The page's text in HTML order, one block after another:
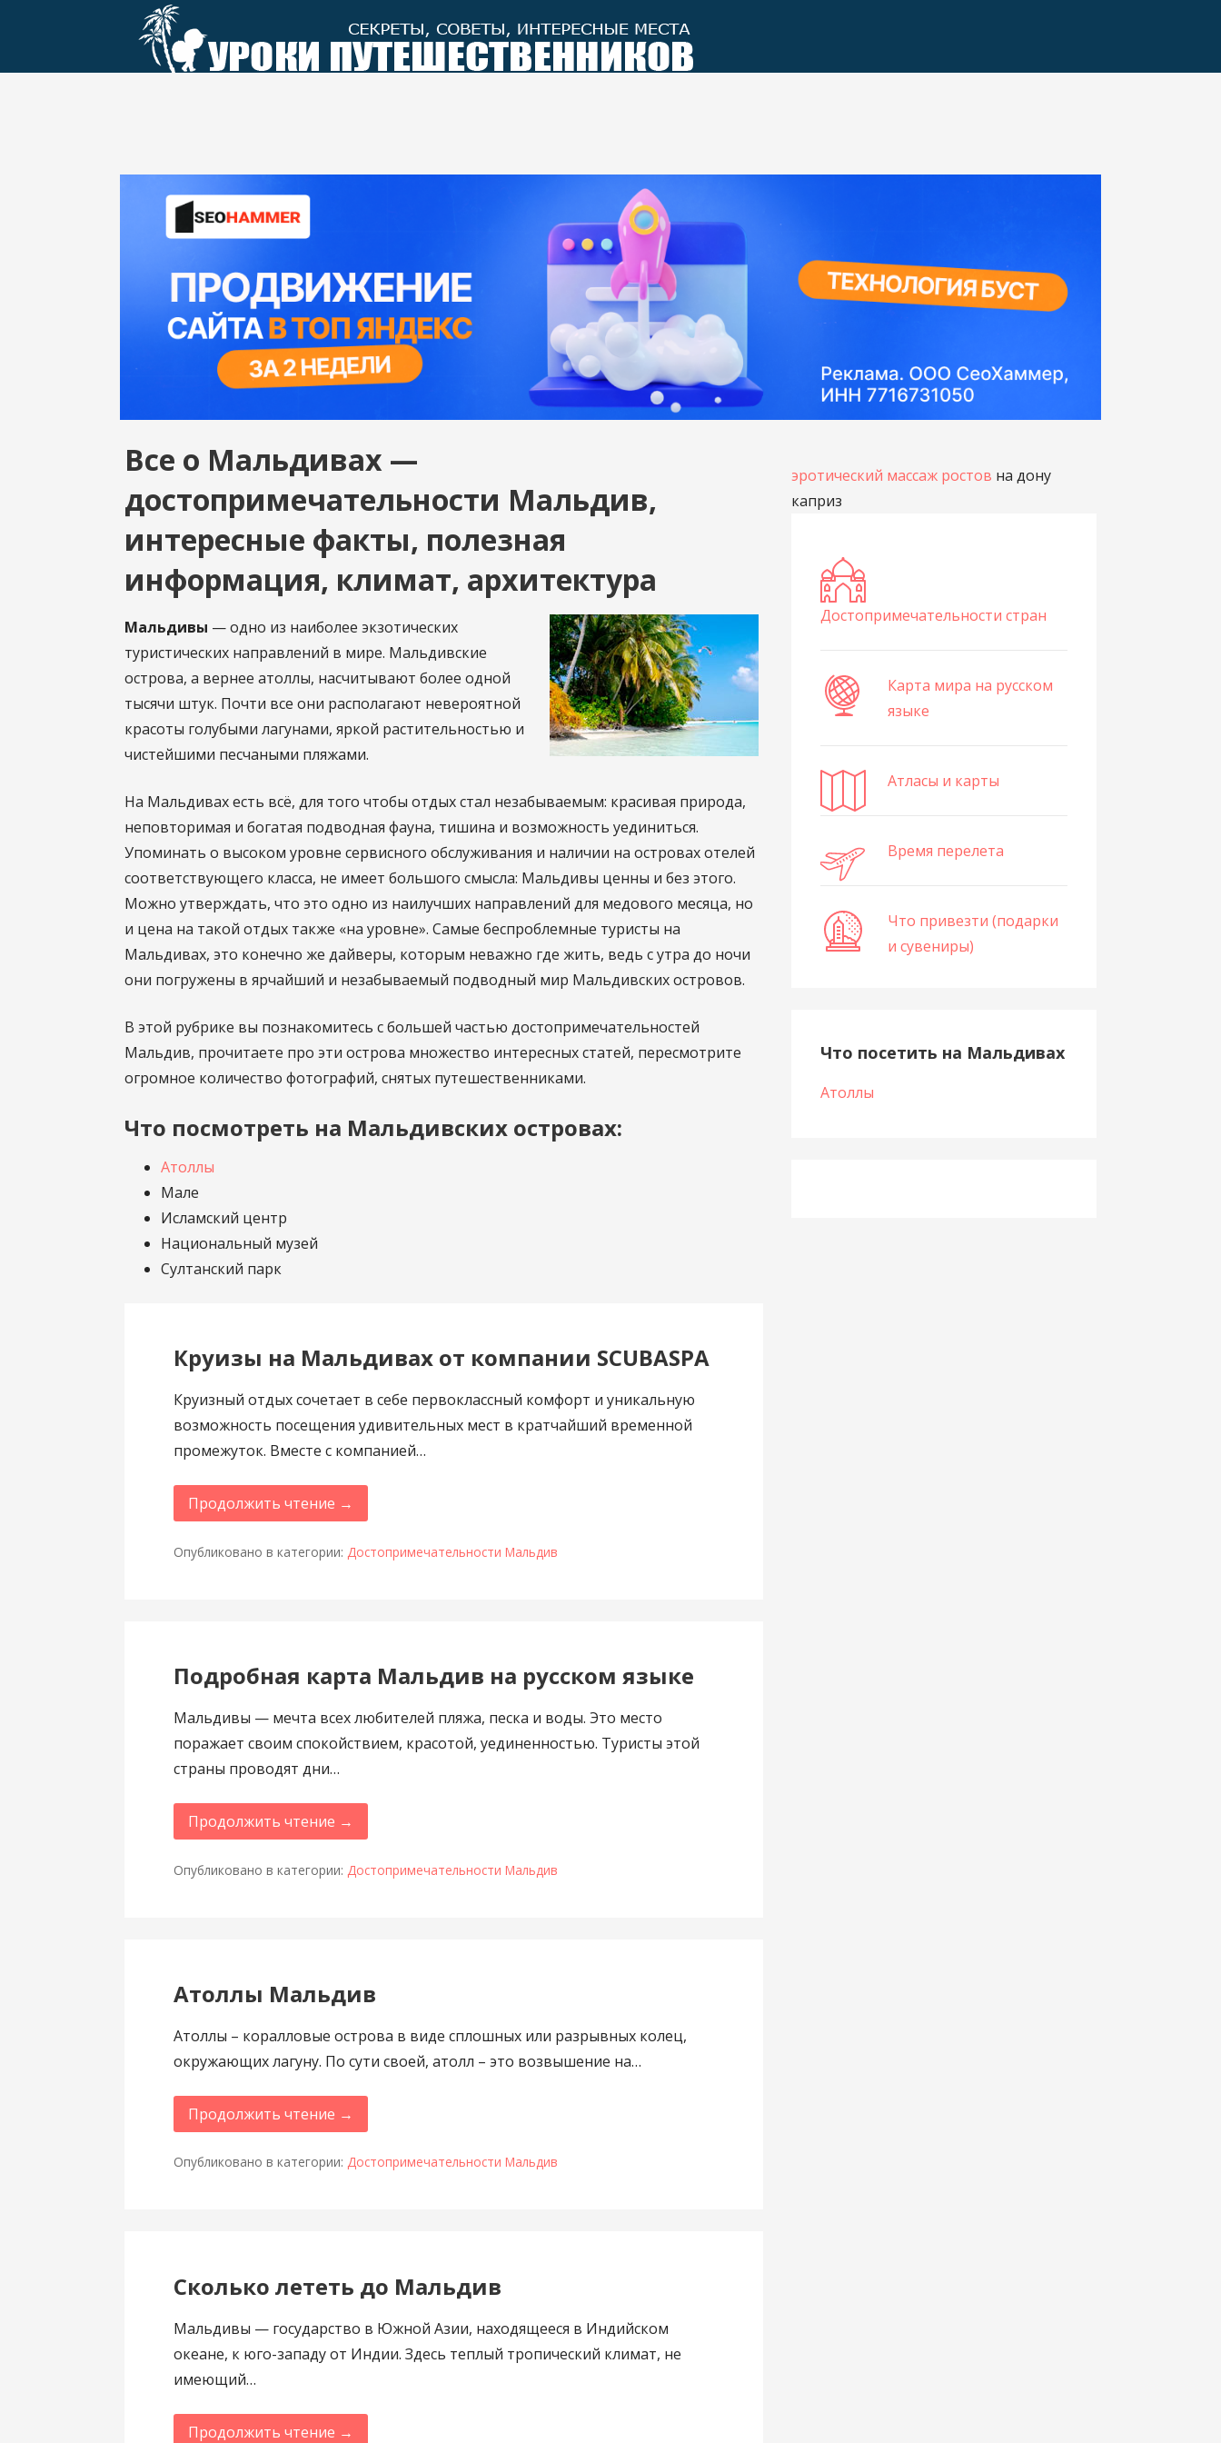
Все о Мальдивах —
достопримечательности Мальдив,
интересные факты, полезная
информация, климат, архитектура
Мальдивы — одно из наиболее экзотических
туристических направлений в мире. Мальдивские
острова, а вернее атоллы, насчитывают более одной
тысячи штук. Почти все они располагают невероятной
красоты голубыми лагунами, яркой растительностью и
чистейшими песчаными пляжами.
На Мальдивах есть всё, для того чтобы отдых стал незабываемым: красивая природа,
неповторимая и богатая подводная фауна, тишина и возможность уединиться.
Упоминать о высоком уровне сервисного обслуживания и наличии на островах отелей
соответствующего класса, не имеет большого смысла: Мальдивы ценны и без этого.
Можно утверждать, что это одно из наилучших направлений для медового месяца, но
и цена на такой отдых также «на уровне». Самые беспроблемные туристы на
Мальдивах, это конечно же дайверы, которым неважно где жить, ведь с утра до ночи
они погружены в ярчайший и незабываемый подводный мир Мальдивских островов.
В этой рубрике вы познакомитесь с большей частью достопримечательностей
Мальдив, прочитаете про эти острова множество интересных статей, пересмотрите
огромное количество фотографий, снятых путешественниками.
Что посмотреть на Мальдивских островах:
Атоллы
Мале
Исламский центр
Национальный музей
Султанский парк
Круизы на Мальдивах от компании SCUBASPA
Круизный отдых сочетает в себе первоклассный комфорт и уникальную
возможность посещения удивительных мест в кратчайший временной
промежуток. Вместе с компанией…
Продолжить чтение →
Опубликовано в категории: Достопримечательности Мальдив
Подробная карта Мальдив на русском языке
Мальдивы — мечта всех любителей пляжа, песка и воды. Это место
поражает своим спокойствием, красотой, уединенностью. Туристы этой
страны проводят дни…
Продолжить чтение →
Опубликовано в категории: Достопримечательности Мальдив
Атоллы Мальдив
Атоллы – коралловые острова в виде сплошных или разрывных колец,
окружающих лагуну. По сути своей, атолл – это возвышение на…
Продолжить чтение →
Опубликовано в категории:Достопримечательности Мальдив
Сколько лететь до Мальдив
Мальдивы — государство в Южной Азии, находящееся в Индийском
океане, к юго-западу от Индии. Здесь теплый тропический климат, не
имеющий…
Продолжить чтение →
эротический массаж ростов на дону
каприз
Достопримечательности стран
Карта мира на русском
языке
Атласы и карты
Время перелета
Что привезти (подарки
и сувениры)
Что посетить на Мальдивах
Атоллы